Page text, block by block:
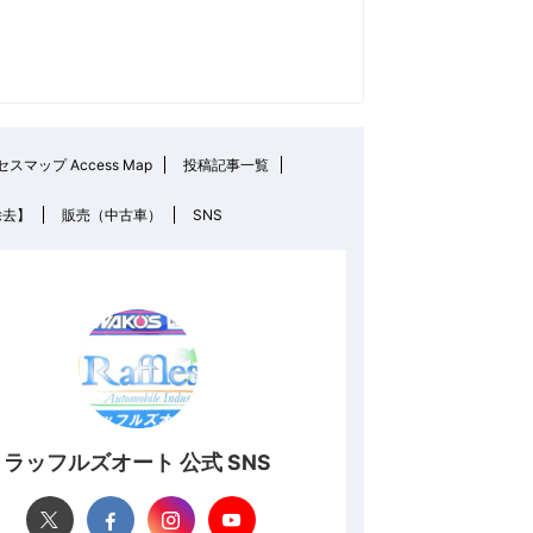
スマップ Access Map 投稿記事一覧
】 販売（中古車） SNS
ラッフルズオート 公式 SNS